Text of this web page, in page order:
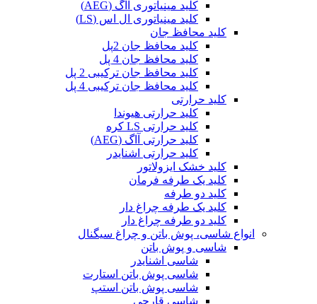
کلید مینیاتوری آاگ (AEG)
کلید مینیاتوری ال اس (LS)
کلید محافظ جان
کلید محافظ جان 2پل
کلید محافظ جان 4 پل
کلید محافظ جان ترکیبی 2 پل
کلید محافظ جان ترکیبی 4 پل
کلید حرارتی
کلید حرارتی هیوندا
کلید حرارتی LS کره
کلید حرارتی آاگ (AEG)
کلید حرارتی اشنایدر
کلید خشک ایزولاتور
کلید یک طرفه فرمان
کلید دو طرفه
کلید یک طرفه چراغ دار
کلید دو طرفه چراغ دار
انواع شاسی، پوش باتن و چراغ سیگنال
شاسی و پوش باتن
شاسی اشنایدر
شاسی پوش باتن استارت
شاسی پوش باتن استپ
شاسی قارچی